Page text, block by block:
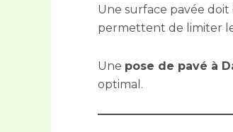
Une surface pavée
permettent de limiter
Une pose de pavé à
optimal.